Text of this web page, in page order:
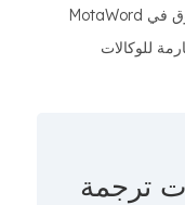
غيرها من الاحتياجات الرسمية، يمكنك الوثوق في MotaWord
للوكالات
ترجمة